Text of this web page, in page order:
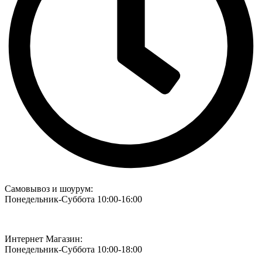
Самовывоз и шоурум:
Понедельник-Суббота 10:00-16:00
Интернет Магазин:
Понедельник-Суббота 10:00-18:00